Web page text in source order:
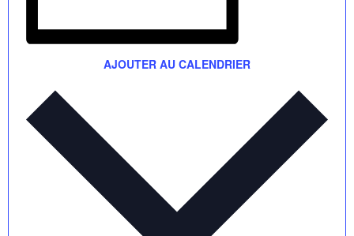
AJOUTER AU CALENDRIER